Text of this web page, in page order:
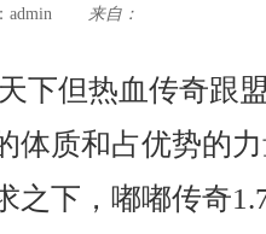
admin 来自：
下但热血传奇跟
体质和占优势的
之下，嘟嘟传奇